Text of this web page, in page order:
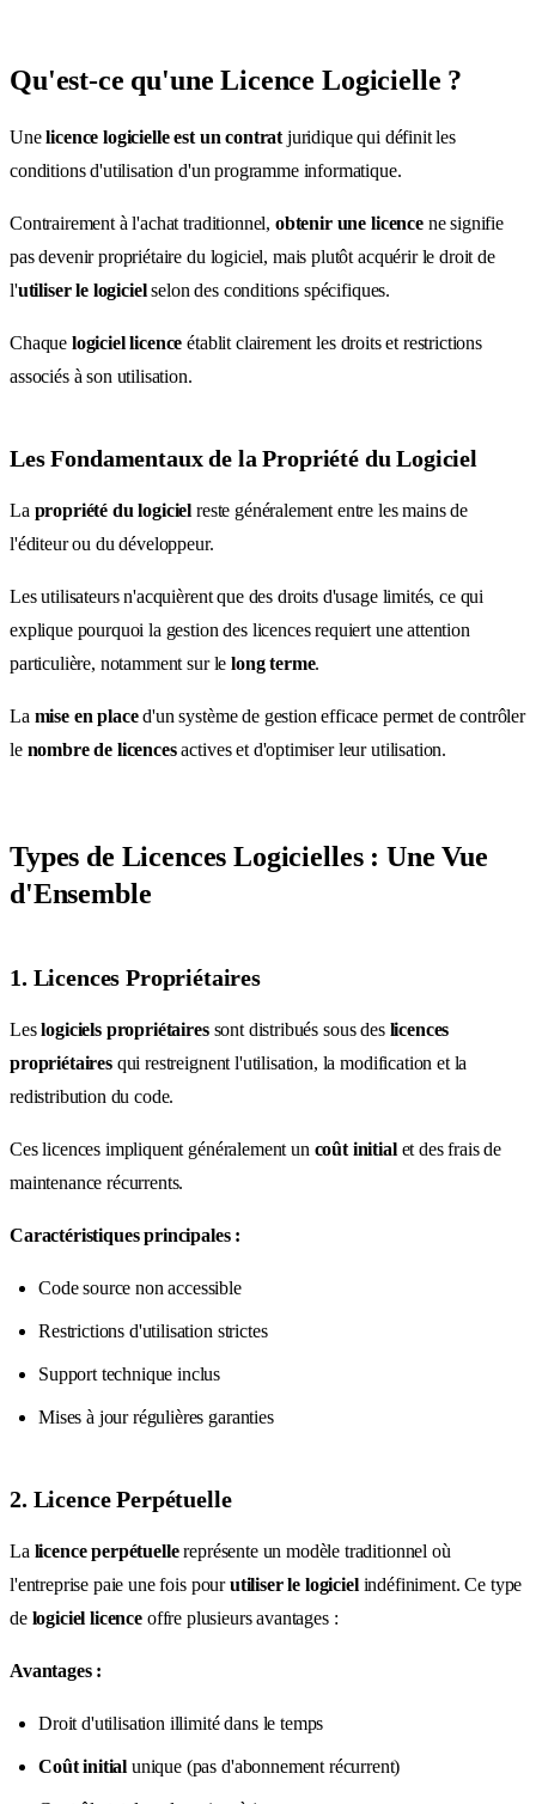
Qu'est-ce qu'une Licence Logicielle ?
Unelicence logicielle est un contrat juridique qui définit les
conditions d'utilisation d'un programme informatique.
Contrairement à l'achat traditionnel, obtenir une licencene signifie
pas devenir propriétaire du logiciel, mais plutôt acquérir le droit de
l'utiliser le logicielselon des conditions spécifiques.
Chaque logiciel licence établit clairement les droits et restrictions
associés à son utilisation.
Les Fondamentaux de la Propriété du Logiciel
La propriété du logiciel reste généralement entre les mains de
l'éditeur ou du développeur.
Les utilisateurs n'acquièrent que des droits d'usage limités, ce qui
explique pourquoi la gestion des licences requiert une attention
particulière, notamment sur lelong terme.
La mise en placed'un système de gestion efficace permet de contrôler
le nombre de licencesactives et d'optimiser leur utilisation.
Types de Licences Logicielles : Une Vue
d'Ensemble
1. Licences Propriétaires
Leslogiciels propriétairessont distribués sous des licences
propriétairesqui restreignent l'utilisation, la modification et la
redistribution du code.
Ces licences impliquent généralement un coût initialet des frais de
maintenance récurrents.
Caractéristiques principales :
Code source non accessible
Restrictions d'utilisation strictes
Support technique inclus
Mises à jour régulières garanties
2. Licence Perpétuelle
La licence perpétuellereprésente un modèle traditionnel où
l'entreprise paie une fois pourutiliser le logicielindéfiniment. Ce type
de logiciel licenceoffre plusieurs avantages :
Avantages :
Droit d'utilisation illimité dans le temps
Coût initial unique (pas d'abonnement récurrent)